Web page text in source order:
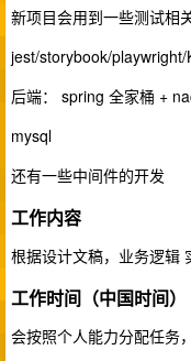
新项目会用到一些测试相
jest/storybook/
后端： spring 全家桶 +
mysql
还有一些中间件的开发
工作内容
根据设计文稿，业务逻辑
工作时间（中国时间）
会按照个人能力分配任务